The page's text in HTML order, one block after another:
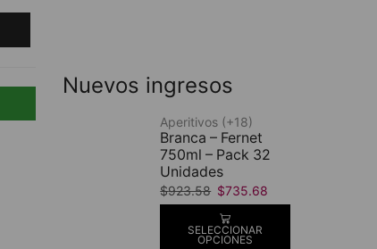
Nuevos ingresos
Aperitivos (+18)
Branca – Fernet
750ml – Pack 32
Unidades
$923.58 $735.68
SELECCIONAR
OPCIONES